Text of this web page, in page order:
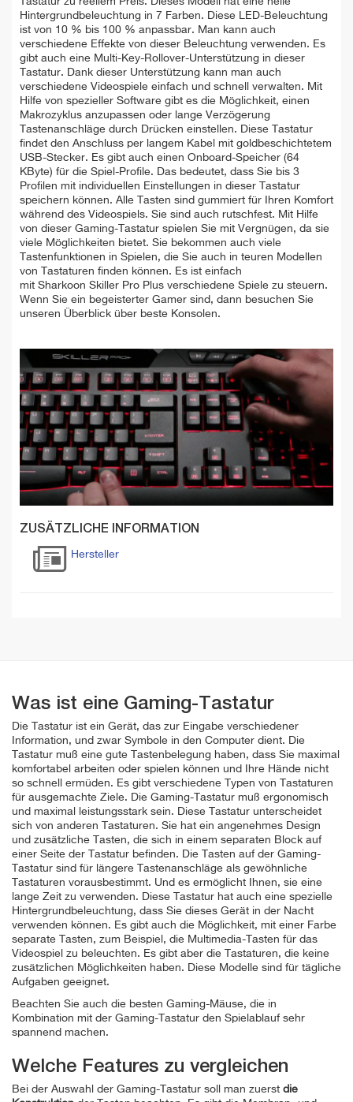
Hintergrundbeleuchtung in 7 Farben. Diese LED-Beleuchtung
ist von 10 % bis 100 % anpassbar. Man kann auch
verschiedene Effekte von dieser Beleuchtung verwenden. Es
gibt auch eine Multi-Key-Rollover-Unterstützung in dieser
Tastatur. Dank dieser Unterstützung kann man auch
verschiedene Videospiele einfach und schnell verwalten. Mit
Hilfe von spezieller Software gibt es die Möglichkeit, einen
Makrozyklus anzupassen oder lange Verzögerung
Tastenanschläge durch Drücken einstellen. Diese Tastatur
findet den Anschluss per langem Kabel mit goldbeschichtetem
USB-Stecker. Es gibt auch einen Onboard-Speicher (64
KByte) für die Spiel-Profile. Das bedeutet, dass Sie bis 3
Profilen mit individuellen Einstellungen in dieser Tastatur
speichern können. Alle Tasten sind gummiert für Ihren Komfort
während des Videospiels. Sie sind auch rutschfest. Mit Hilfe
von dieser Gaming-Tastatur spielen Sie mit Vergnügen, da sie
viele Möglichkeiten bietet. Sie bekommen auch viele
Tastenfunktionen in Spielen, die Sie auch in teuren Modellen
von Tastaturen finden können. Es ist einfach
mit Sharkoon Skiller Pro Plus verschiedene Spiele zu steuern.
Wenn Sie ein begeisterter Gamer sind, dann besuchen Sie
unseren Überblick über beste Konsolen.
ZUSÄTZLICHE INFORMATION
Hersteller
Was ist eine Gaming-Tastatur
Die Tastatur ist ein Gerät, das zur Eingabe verschiedener
Information, und zwar Symbole in den Computer dient. Die
Tastatur muß eine gute Tastenbelegung haben, dass Sie maximal
komfortabel arbeiten oder spielen können und Ihre Hände nicht
so schnell ermüden. Es gibt verschiedene Typen von Tastaturen
für ausgemachte Ziele. Die Gaming-Tastatur muß ergonomisch
und maximal leistungsstark sein. Diese Tastatur unterscheidet
sich von anderen Tastaturen. Sie hat ein angenehmes Design
und zusätzliche Tasten, die sich in einem separaten Block auf
einer Seite der Tastatur befinden. Die Tasten auf der Gaming-
Tastatur sind für längere Tastenanschläge als gewöhnliche
Tastaturen vorausbestimmt. Und es ermöglicht Ihnen, sie eine
lange Zeit zu verwenden. Diese Tastatur hat auch eine spezielle
Hintergrundbeleuchtung, dass Sie dieses Gerät in der Nacht
verwenden können. Es gibt auch die Möglichkeit, mit einer Farbe
separate Tasten, zum Beispiel, die Multimedia-Tasten für das
Videospiel zu beleuchten. Es gibt aber die Tastaturen, die keine
zusätzlichen Möglichkeiten haben. Diese Modelle sind für tägliche
Aufgaben geeignet.
Beachten Sie auch die besten Gaming-Mäuse, die in
Kombination mit der Gaming-Tastatur den Spielablauf sehr
spannend machen.
Welche Features zu vergleichen
Bei der Auswahl der Gaming-Tastatur soll man zuerst die